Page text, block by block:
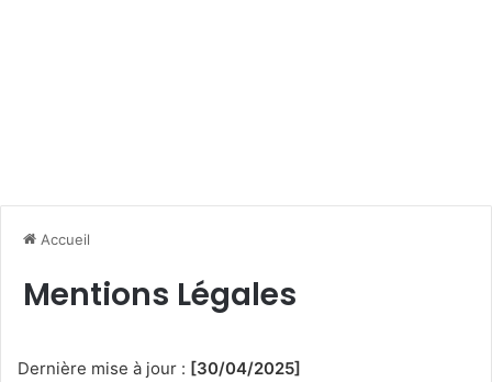
Accueil
Mentions Légales
Dernière mise à jour : [30/04/2025]